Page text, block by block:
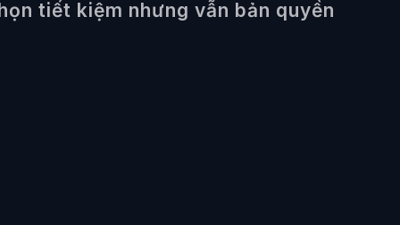
tiết kiệm nhưng vẫn bản quyền